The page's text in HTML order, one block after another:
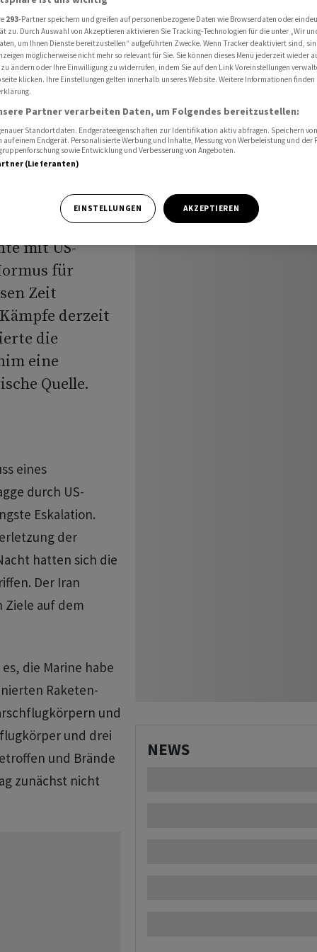
beendet
in
mit US-
für
Zeit
derzeit
die
eine
Quelle.
eines
durch US-
Eskalation.
der
hatten sich die
Der Iran
Ziele auf dem
die Marine habe
Raketen-
und
und drei
und Brände
zunächst nicht
NEWS
293-Partner speichern und greifen auf personenbezogene Daten wie Browserdaten oder
zu. Durch Auswahl von Akzeptieren aktivieren Sie Tracking-Technologien für die unter „Wir
um Ihnen Dienste bereitzustellen“ aufgeführten Zwecke. Wenn Tracker deaktiviert sind,
möglicherweise nicht mehr so relevant für Sie. Sie können dieses Menü jederzeit wieder
ändern oder Ihre Einwilligung zu widerrufen, indem Sie auf den Link Voreinstellungen
klicken. Ihre Einstellungen gelten innerhalb unseres Website. Weitere Informationen finden
Partner verarbeiten Daten, um Folgendes bereitzustellen:
Standortdaten. Endgeräteeigenschaften zur Identifikation aktiv abfragen. Speichern
einem Endgerät. Personalisierte Werbung und Inhalte, Messung von Werbeleistung und der
sowie Entwicklung und Verbesserung von Angeboten.
(Lieferanten)
EINSTELLUNGEN AKZEPTIEREN